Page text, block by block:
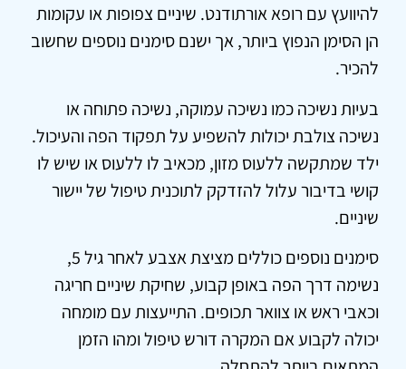
להיוועץ עם רופא אורתודנט. שיניים צפופות או עקומות
הן הסימן הנפוץ ביותר, אך ישנם סימנים נוספים שחשוב
להכיר.
בעיות נשיכה כמו נשיכה עמוקה, נשיכה פתוחה או
נשיכה צולבת יכולות להשפיע על תפקוד הפה והעיכול.
ילד שמתקשה ללעוס מזון, מכאיב לו ללעוס או שיש לו
קושי בדיבור עלול להזדקק לתוכנית טיפול של יישור
שיניים.
סימנים נוספים כוללים מציצת אצבע לאחר גיל 5,
נשימה דרך הפה באופן קבוע, שחיקת שיניים חריגה
וכאבי ראש או צוואר תכופים. התייעצות עם מומחה
יכולה לקבוע אם המקרה דורש טיפול ומהו הזמן